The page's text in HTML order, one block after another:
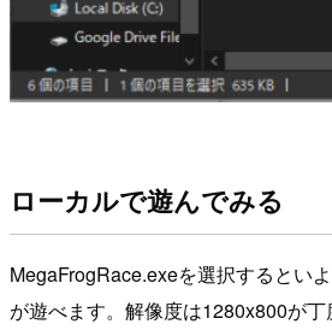
ローカルで遊んでみる
MegaFrogRace.exeを選択するとい
が遊べます。解像度は1280x800が